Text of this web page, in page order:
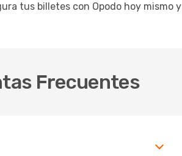
tus billetes con Opodo hoy mismo y
Frecuentes